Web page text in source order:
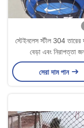
স্টেইনলেস স্টীল 304 তারের
বেড়া এবং নিরাপত্তা
সেরা দাম পান